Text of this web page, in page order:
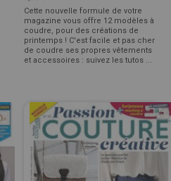
Cette nouvelle formule de votre
magazine vous offre 12 modèles à
coudre, pour des créations de
printemps ! C'est facile et pas cher
de coudre ses propres vêtements
et accessoires : suivez les tutos ...